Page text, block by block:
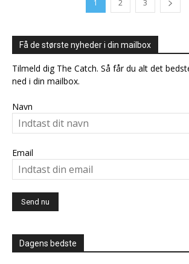
1 2 3
Få de største nyheder i din mailbox
Tilmeld dig The Catch. Så får du alt det
ned i din mailbox.
Navn
Email
Dagens bedste